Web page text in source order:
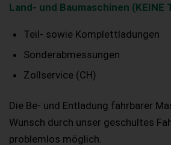
Land- und Baumaschinen
Teil- sowie Komplettladungen
Sonderabmessungen
Zollservice (CH)
Die Be- und Entladung fahrbarer
Wunsch durch unser geschultes
problemlos möglich.